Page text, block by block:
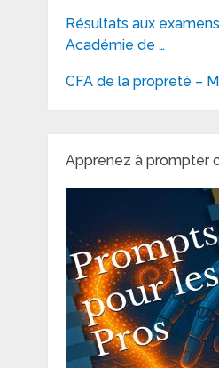
Résultats aux
Académie de …
CFA de la propreté –
Apprenez à prompter